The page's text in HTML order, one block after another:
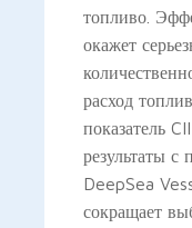
топливо.
окажет
расход
показатель
результаты с
DeepSea
сокращает